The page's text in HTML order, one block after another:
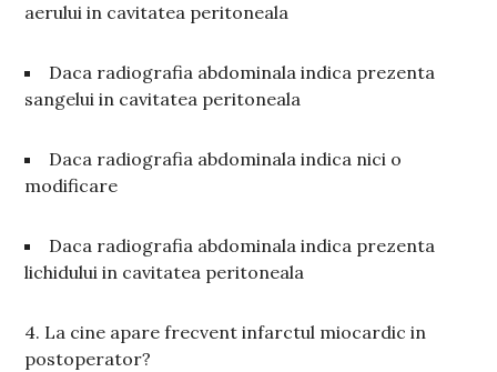
aerului in cavitatea peritoneala
Daca radiografia abdominala indica prezenta
sangelui in cavitatea peritoneala
Daca radiografia abdominala indica nici o
modificare
Daca radiografia abdominala indica prezenta
lichidului in cavitatea peritoneala
4. La cine apare frecvent infarctul miocardic in
postoperator?